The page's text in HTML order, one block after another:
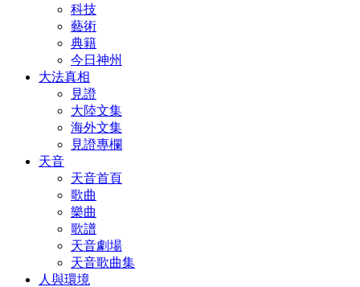
科技
藝術
典籍
今日神州
大法真相
見證
大陸文集
海外文集
見證專欄
天音
天音首頁
歌曲
樂曲
歌譜
天音劇場
天音歌曲集
人與環境